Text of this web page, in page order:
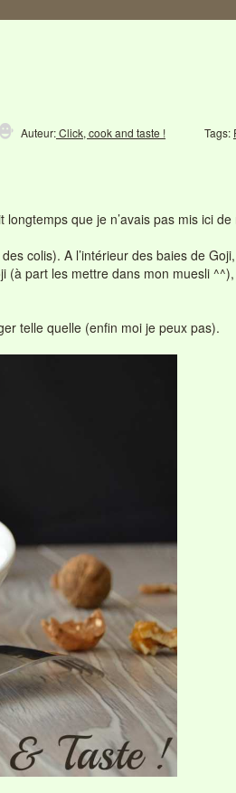
Auteur:Click, cook and taste ! Tags:
que je n’avais pas mis ici
colis). A l’intérieur des baies de
part les mettre dans mon muesli
telle quelle (enfin moi je peux pas).